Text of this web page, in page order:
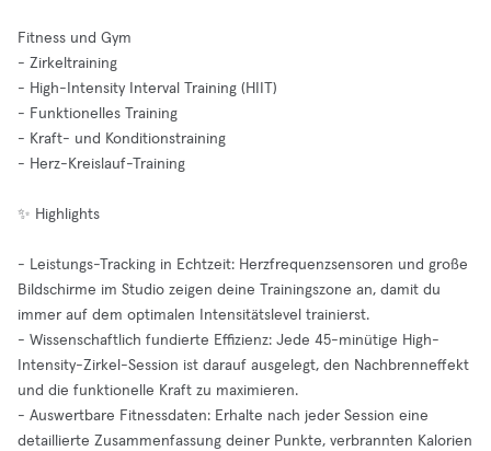
Fitness und Gym
- Zirkeltraining
- High-Intensity Interval Training (HIIT)
- Funktionelles Training
- Kraft- und Konditionstraining
- Herz-Kreislauf-Training
✨ Highlights
- Leistungs-Tracking in Echtzeit: Herzfrequenzsensoren und große
Bildschirme im Studio zeigen deine Trainingszone an, damit du
immer auf dem optimalen Intensitätslevel trainierst.
- Wissenschaftlich fundierte Effizienz: Jede 45-minütige High-
Intensity-Zirkel-Session ist darauf ausgelegt, den Nachbrenneffekt
und die funktionelle Kraft zu maximieren.
- Auswertbare Fitnessdaten: Erhalte nach jeder Session eine
detaillierte Zusammenfassung deiner Punkte, verbrannten Kalorien